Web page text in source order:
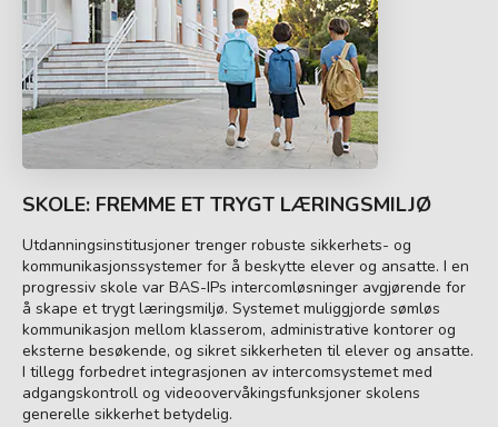
SKOLE: FREMME ET TRYGT LÆRINGSMILJØ
Utdanningsinstitusjoner trenger robuste sikkerhets- og
kommunikasjonssystemer for å beskytte elever og ansatte. I en
progressiv skole var BAS-IPs intercomløsninger avgjørende for
å skape et trygt læringsmiljø. Systemet muliggjorde sømløs
kommunikasjon mellom klasserom, administrative kontorer og
eksterne besøkende, og sikret sikkerheten til elever og ansatte.
I tillegg forbedret integrasjonen av intercomsystemet med
adgangskontroll og videoovervåkingsfunksjoner skolens
generelle sikkerhet betydelig.